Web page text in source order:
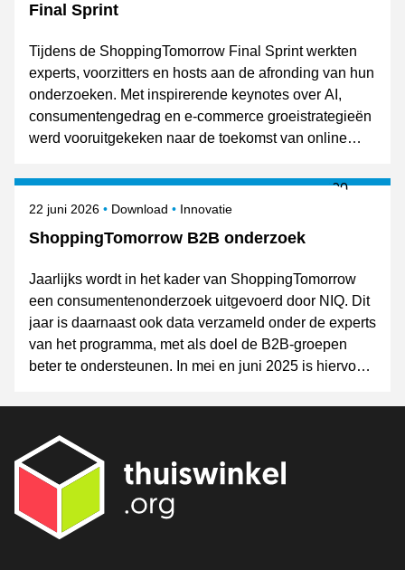
Final Sprint
Tijdens de ShoppingTomorrow Final Sprint werkten
experts, voorzitters en hosts aan de afronding van hun
onderzoeken. Met inspirerende keynotes over AI,
consumentengedrag en e-commerce groeistrategieën
werd vooruitgekeken naar de toekomst van online
8 oktober gepresenteerd tijdens Shopping Today.
ShoppingTomorrow B2B onderzoek
Gepubliceerd op
22 juni 2026 Download Onderwerpen
Innovatie
Jaarlijks wordt in het kader van ShoppingTomorrow
een consumentenonderzoek uitgevoerd door NIQ. Dit
jaar is daarnaast ook data verzameld onder de experts
van het programma, met als doel de B2B-groepen
beter te ondersteunen. In mei en juni 2025 is hiervoor